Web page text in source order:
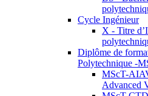
Cycle Ingénieur
X - Titre
Diplôme de
Polytechnique -
MScT-
Advanced